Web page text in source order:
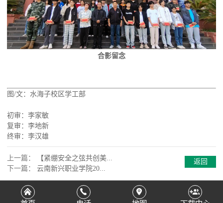
合影留念
图/文：水海子校区学工部
初审：李家敏
复审：李地新
终审：李汉雄
上一篇：
【紧绷安全之弦共创美...
下一篇：
云南新兴职业学院20...
返回